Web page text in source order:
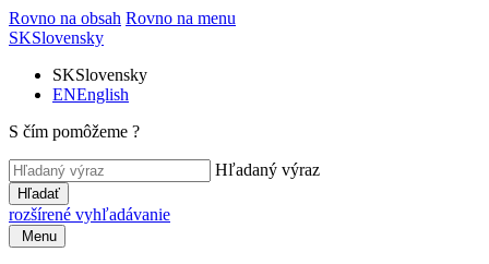
Rovno na obsah Rovno na menu
SKSlovensky
SKSlovensky
ENEnglish
S čím pomôžeme ?
Hľadaný výraz
Hľadať
rozšírené vyhľadávanie
Menu